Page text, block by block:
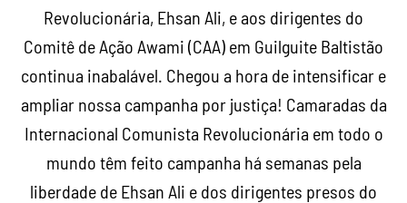
Revolucionária, Ehsan Ali, e aos dirigentes do
Comitê de Ação Awami (CAA) em Guilguite Baltistão
continua inabalável. Chegou a hora de intensificar e
ampliar nossa campanha por justiça! Camaradas da
Internacional Comunista Revolucionária em todo o
mundo têm feito campanha há semanas pela
liberdade de Ehsan Ali e dos dirigentes presos do